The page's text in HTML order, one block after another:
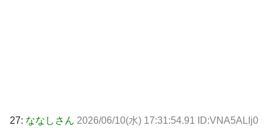
27: ななしさん 2026/06/10(水) 17:31:54.91 ID:VNA5ALIj0